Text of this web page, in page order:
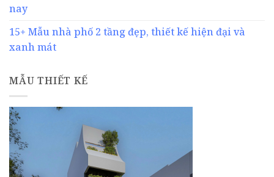
nay
15+ Mẫu nhà phố 2 tầng đẹp, thiết kế hiện đại và
xanh mát
MẪU THIẾT KẾ